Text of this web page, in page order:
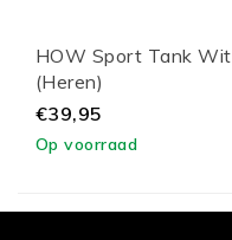
HOW Sport Tank Wit
(Heren)
€39,95
Op voorraad